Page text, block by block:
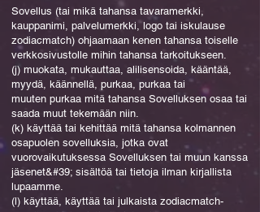
Sovellus (tai mikä tahansa tavaramerkki,
kauppanimi, palvelumerkki, logo tai iskulause
zodiacmatch) ohjaamaan kenen tahansa toiselle
verkkosivustolle mihin tahansa tarkoitukseen.
(j) muokata, mukauttaa, alilisensoida, kääntää,
myydä, käännellä, purkaa, purkaa tai
muuten purkaa mitä tahansa Sovelluksen osaa tai
saada muut tekemään niin.
(k) käyttää tai kehittää mitä tahansa kolmannen
osapuolen sovelluksia, jotka ovat
vuorovaikutuksessa Sovelluksen tai muun kanssa
jäsenet&#39; sisältöä tai tietoja ilman kirjallista
lupaamme.
(l) käyttää, käyttää tai julkaista zodiacmatch-